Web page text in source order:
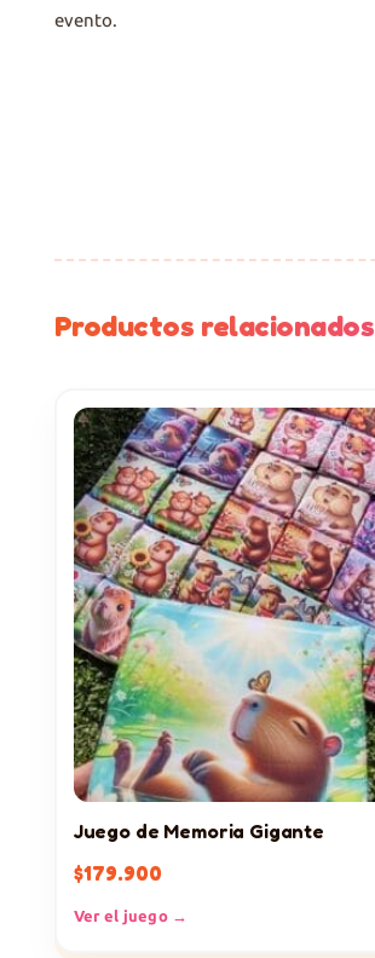
evento.
Productos relacionados
Juego de Memoria Gigante
$179.900
Ver el juego →